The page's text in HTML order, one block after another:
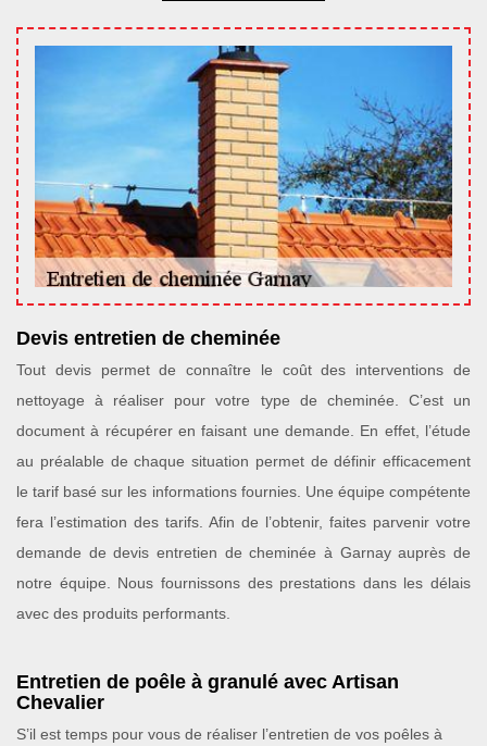
Devis entretien de cheminée
Tout devis permet de connaître le coût des interventions de
nettoyage à réaliser pour votre type de cheminée. C’est un
document à récupérer en faisant une demande. En effet, l’étude
au préalable de chaque situation permet de définir efficacement
le tarif basé sur les informations fournies. Une équipe compétente
fera l’estimation des tarifs. Afin de l’obtenir, faites parvenir votre
demande de devis entretien de cheminée à Garnay auprès de
notre équipe. Nous fournissons des prestations dans les délais
avec des produits performants.
Entretien de poêle à granulé avec Artisan
Chevalier
S’il est temps pour vous de réaliser l’entretien de vos poêles à